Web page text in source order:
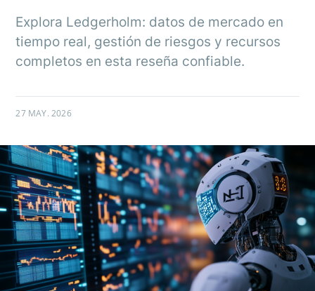
Explora Ledgerholm: datos de mercado en
tiempo real, gestión de riesgos y recursos
completos en esta reseña confiable.
27 MAY. 2026